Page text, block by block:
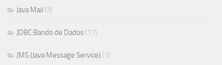
Java Mail (3)
JDBC:Bando de Dados (17)
JMS (Java Message Service) (1)